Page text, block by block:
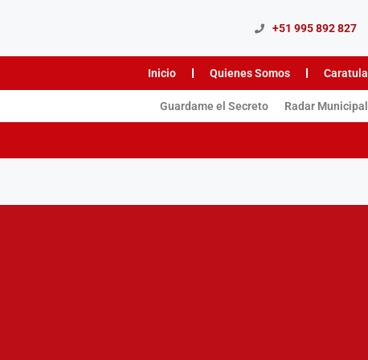
+51 995 892 827
Inicio Quienes Somos Caratula
Guardame el Secreto Radar Municipal